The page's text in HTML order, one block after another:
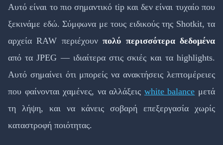
Αυτό είναι το πιο σημαντικό tip και δεν είναι τυχαίο που
ξεκινάμε εδώ. Σύμφωνα με τους ειδικούς της Shotkit, τα
αρχεία RAW περιέχουνπολύ περισσότερα δεδομένα
από τα JPEG — ιδιαίτερα στις σκιές και τα highlights.
Αυτό σημαίνει ότι μπορείς να ανακτήσεις λεπτομέρειες
που φαίνονται χαμένες, να αλλάξεις white balance μετά
τη λήψη, και να κάνεις σοβαρή επεξεργασία χωρίς
καταστροφή ποιότητας.